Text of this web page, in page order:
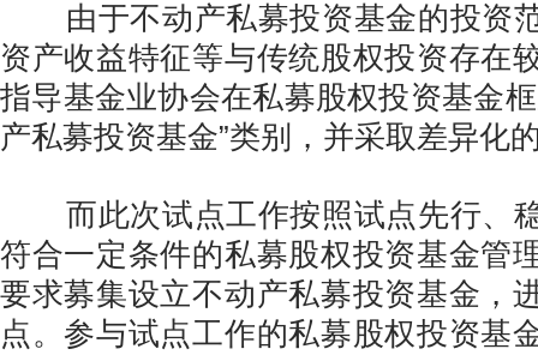
由于不动产私募投资基金的投资
资产收益特征等与传统股权投资存在
指导基金业协会在私募股权投资基金
产私募投资基金”类别，并采取差异化
而此次试点工作按照试点先行、
符合一定条件的私募股权投资基金管
要求募集设立不动产私募投资基金，
点。参与试点工作的私募股权投资基